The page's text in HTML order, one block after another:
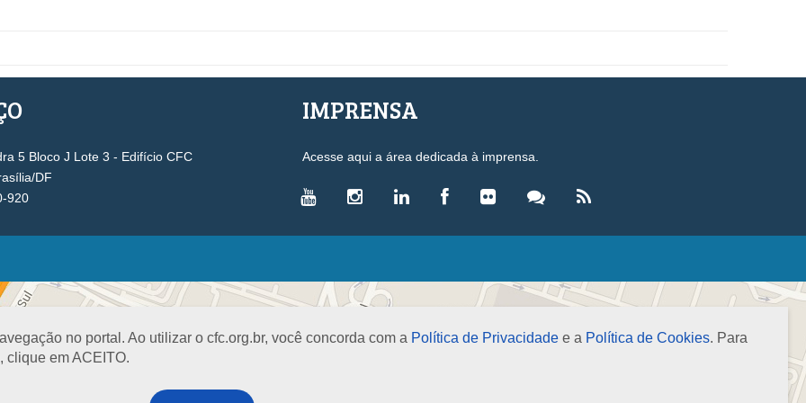
no portal. Ao utilizar o cfc.org.br, você concorda com a Política de Privacidade e a Política de Cookies. Para
clique em ACEITO.
5 Bloco J Lote 3 - Edifício CFC
DF
920
IMPRENSA
Acesse aqui a área dedicada à imprensa.
VICE-PRESIDÊNCIAS
Administrativa
Controle Interno
Desenvolvimento Profissional
Fiscalização, Ética e Disciplina
LEGISLAÇÃO
Leis
Decretos-Lei